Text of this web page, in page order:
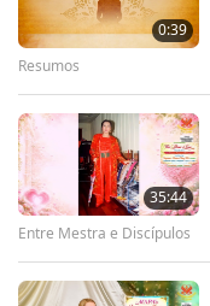
30:18
0:39
Resumos
35:44
Entre Mestra e Discípulos